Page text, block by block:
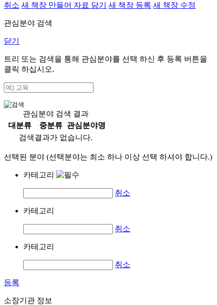
취소 새 책장 만들어 자료 담기 새 책장 등록 새 책장 수정
관심분야 검색
닫기
트리 또는 검색을 통해 관심분야를 선택 하신 후 등록 버튼을
클릭 하십시오.
관심분야 검색 결과
대분류
중분류
관심분야명
검색결과가 없습니다.
선택된 분야 (선택분야는 최소 하나 이상 선택 하셔야 합니다.)
카테고리
취소
카테고리
취소
카테고리
취소
등록
소장기관 정보